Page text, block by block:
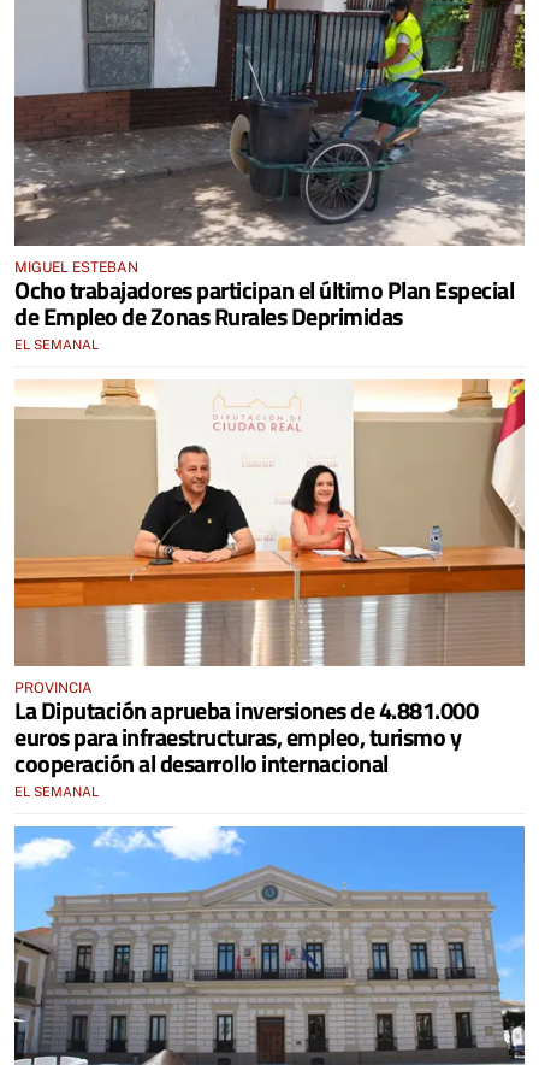
MIGUEL ESTEBAN
Ocho trabajadores participan el último Plan Especial
de Empleo de Zonas Rurales Deprimidas
EL SEMANAL
PROVINCIA
La Diputación aprueba inversiones de 4.881.000
euros para infraestructuras, empleo, turismo y
cooperación al desarrollo internacional
EL SEMANAL